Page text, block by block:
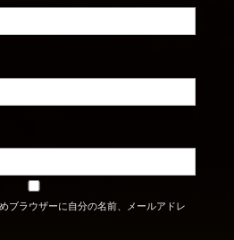
ブラウザーに自分の名前、メールアドレ